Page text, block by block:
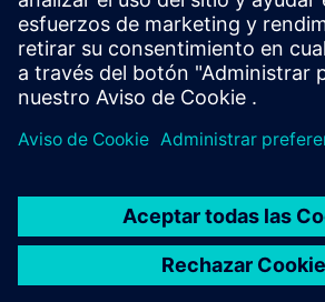
through a 3D visualization platform.